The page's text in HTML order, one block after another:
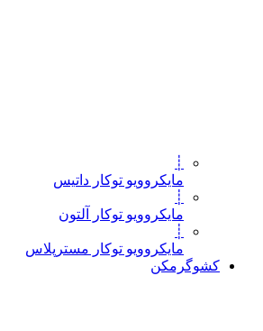
┊
مایکروویو توکار داتیس
┊
مایکروویو توکار آلتون
┊
مایکروویو توکار مسترپلاس
کشوگرمکن